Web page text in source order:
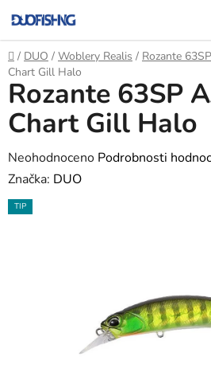
na
obsah
Domů
/ DUO / Woblery Realis / Rozante 63SP
Chart Gill Halo
Rozante 63SP
Chart Gill Halo
Průměrné
hodnocení
produktu
Neohodnoceno Podrobnosti
Značka: DUO
TIP